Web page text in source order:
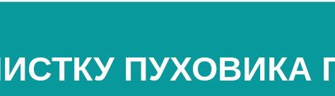
ПУХОВИКА